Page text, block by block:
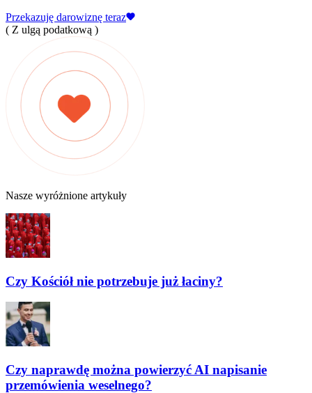
Przekazuję darowiznę teraz
( Z ulgą podatkową )
Nasze wyróżnione artykuły
Czy Kościół nie potrzebuje już łaciny?
Czy naprawdę można powierzyć AI napisanie
przemówienia weselnego?